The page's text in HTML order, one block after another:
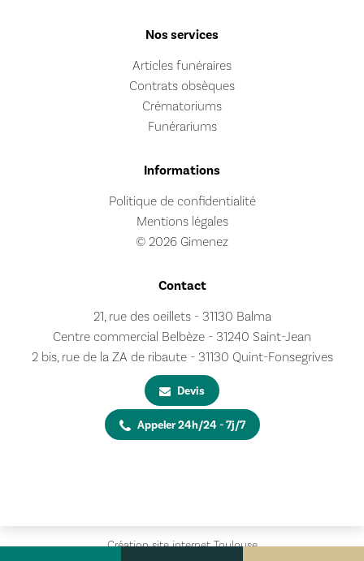
Nos services
Articles funéraires
Contrats obsèques
Crématoriums
Funérariums
Informations
Politique de confidentialité
Mentions légales
© 2026 Gimenez
Contact
21, rue des oeillets - 31130 Balma
Centre commercial Belbèze - 31240 Saint-Jean
2 bis, rue de la ZA de ribaute - 31130 Quint-Fonsegrives
Devis
Appeler 24h/24 - 7j/7
Création site internet Toulouse